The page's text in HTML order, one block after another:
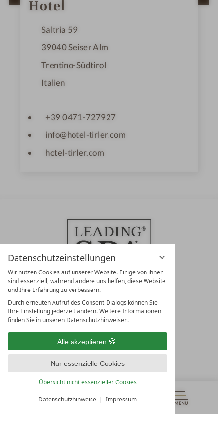
Datenschutzeinstellungen
Wir nutzen Cookies auf unserer Website. Einige von ihnen
sind essenziell, während andere uns helfen, diese Website
und Ihre Erfahrung zu verbessern.
Durch erneuten Aufruf des Consent-Dialogs können Sie
Ihre Einstellung jederzeit ändern. Weitere Informationen
finden Sie in unseren Datenschutzhinweisen.
Alle akzeptieren
Nur essenzielle Cookies
Übersicht nicht essenzieller Cookies
Datenschutzhinweise Impressum
MENÜ
GUTSCHEINE & MEHR ALLE RESORTS
n
e
Hotel
Saltria 59
39040Seiser Alm
Trentino-Südtirol
Italien
+39 0471-727927
info@hotel-tirler.com
hotel-tirler.com
LEADING SPA RESORTS
10. Oktober Str. 17/Top 1
Österreich
T +43 4242 22077
UNSERE ÖFFNUNGSZEITEN